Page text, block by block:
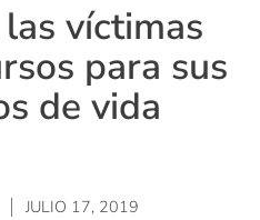
víctimas
para sus
de vida
JULIO 17, 2019